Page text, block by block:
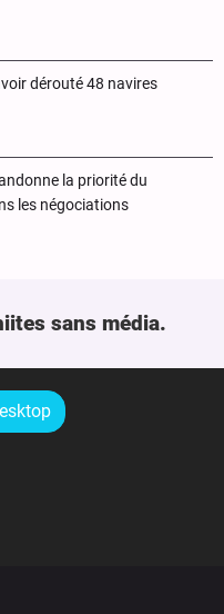
dérouté 48 navires
la priorité du
les négociations
sans média.